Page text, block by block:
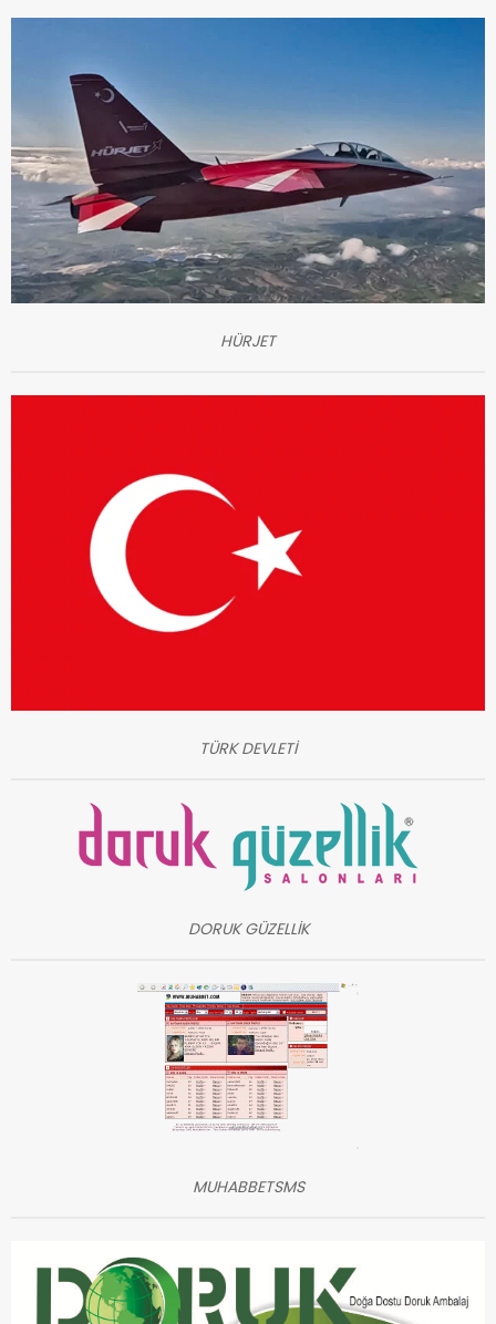
HÜRJET
TÜRK DEVLETİ
DORUK GÜZELLİK
MUHABBETSMS